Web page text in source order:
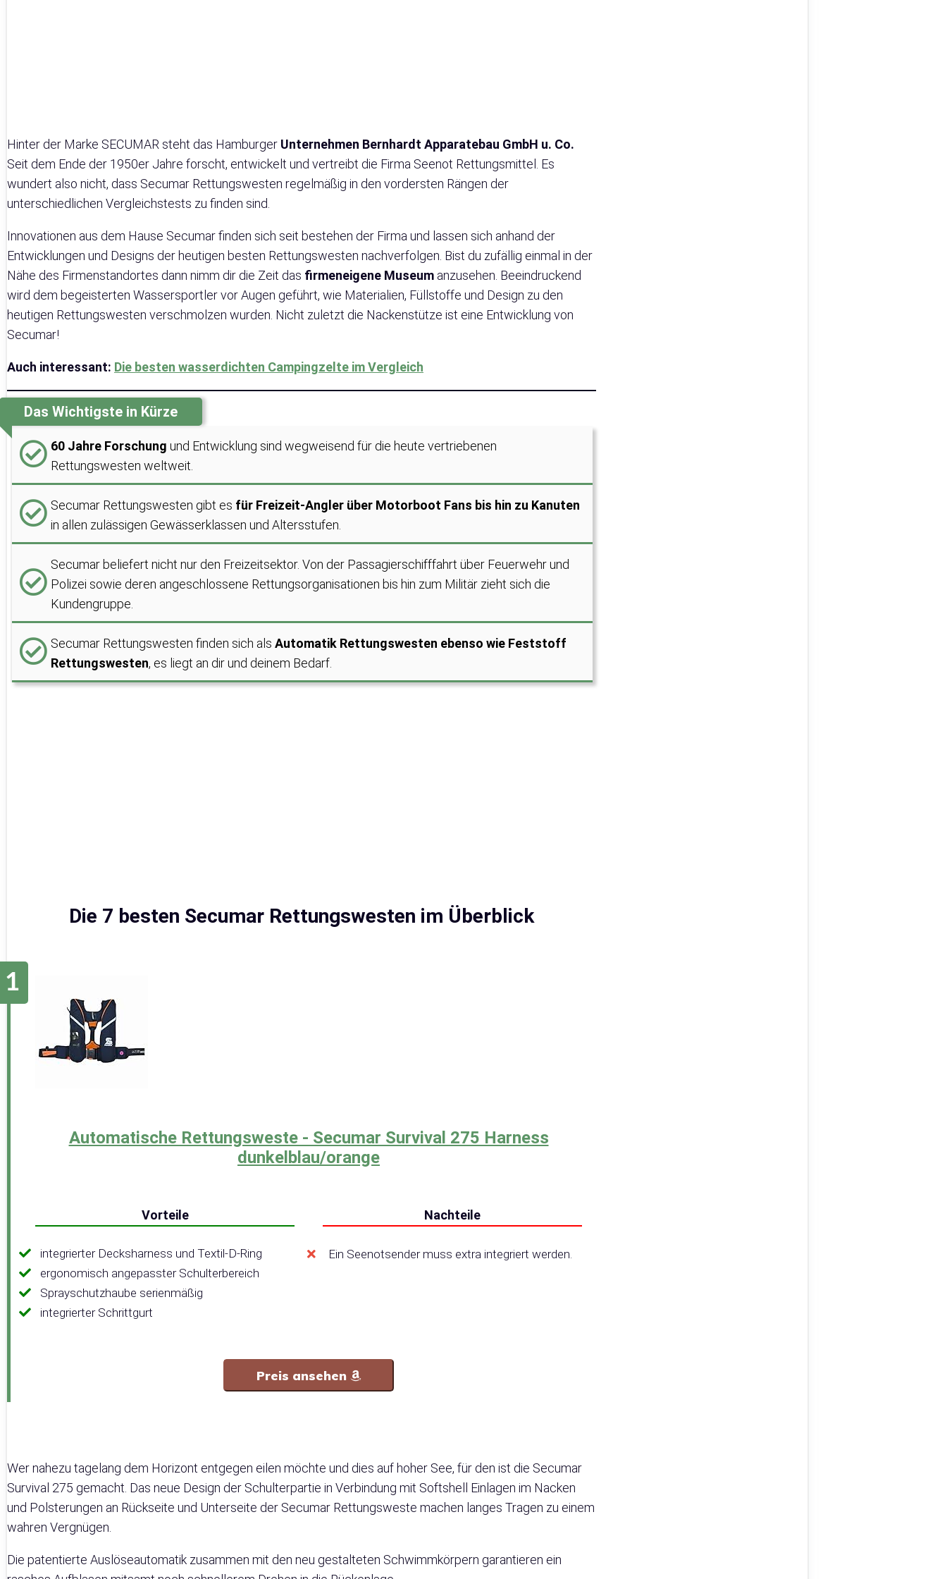
Hinter der Marke SECUMAR steht das Hamburger Unternehmen Bernhardt Apparatebau GmbH u. Co.
Seit dem Ende der 1950er Jahre forscht, entwickelt und vertreibt die Firma Seenot Rettungsmittel. Es
wundert also nicht, dass Secumar Rettungswesten regelmäßig in den vordersten Rängen der
unterschiedlichen Vergleichstests zu finden sind.
Innovationen aus dem Hause Secumar finden sich seit bestehen der Firma und lassen sich anhand der
Entwicklungen und Designs der heutigen besten Rettungswesten nachverfolgen. Bist du zufällig einmal in der
Nähe des Firmenstandortes dann nimm dir die Zeit das firmeneigene Museum anzusehen. Beeindruckend
wird dem begeisterten Wassersportler vor Augen geführt, wie Materialien, Füllstoffe und Design zu den
heutigen Rettungswesten verschmolzen wurden. Nicht zuletzt die Nackenstütze ist eine Entwicklung von
Secumar!
Auch interessant: Die besten wasserdichten Campingzelte im Vergleich
Das Wichtigste in Kürze
60 Jahre Forschung und Entwicklung sind wegweisend für die heute vertriebenen
Rettungswesten weltweit.
Secumar Rettungswesten gibt es für Freizeit-Angler über Motorboot Fans bis hin zu Kanuten
in allen zulässigen Gewässerklassen und Altersstufen.
Secumar beliefert nicht nur den Freizeitsektor. Von der Passagierschifffahrt über Feuerwehr und
Polizei sowie deren angeschlossene Rettungsorganisationen bis hin zum Militär zieht sich die
Kundengruppe.
Secumar Rettungswesten finden sich als Automatik Rettungswesten ebenso wie Feststoff
Rettungswesten, es liegt an dir und deinem Bedarf.
Die 7 besten Secumar Rettungswesten im Überblick
Automatische Rettungsweste - Secumar Survival 275 Harness
dunkelblau/orange
Vorteile
integrierter Decksharness und Textil-D-Ring
ergonomisch angepasster Schulterbereich
Sprayschutzhaube serienmäßig
integrierter Schrittgurt
Nachteile
Ein Seenotsender muss extra integriert werden.
Preis ansehen
Wer nahezu tagelang dem Horizont entgegen eilen möchte und dies auf hoher See, für den ist die Secumar
Survival 275 gemacht. Das neue Design der Schulterpartie in Verbindung mit Softshell Einlagen im Nacken
und Polsterungen an Rückseite und Unterseite der Secumar Rettungsweste machen langes Tragen zu einem
wahren Vergnügen.
Die patentierte Auslöseautomatik zusammen mit den neu gestalteten Schwimmkörpern garantieren ein